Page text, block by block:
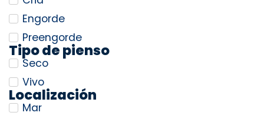
Engorde
Preengorde
Tipo de pienso
Seco
Vivo
Localización
Mar